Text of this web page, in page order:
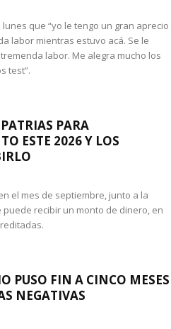
que “yo le tengo un gran aprecio
labor mientras estuvo acá. Se le
labor. Me alegra mucho los
test”.
PARA
ESTE 2026 Y LOS
el mes de septiembre, junto a la
recibir un monto de dinero, en
PUSO FIN A CINCO MESES
NEGATIVAS